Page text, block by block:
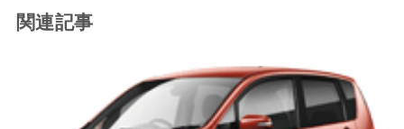
関連記事